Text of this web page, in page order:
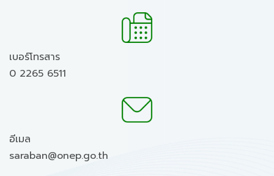
เบอร์โทรสาร
0 2265 6511
อีเมล
saraban@onep.go.th